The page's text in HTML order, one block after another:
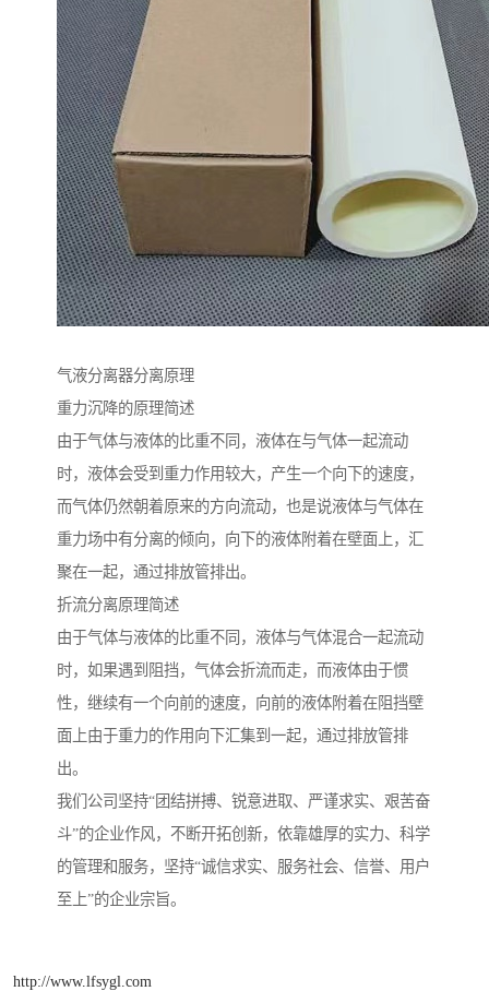
气液分离器分离原理
重力沉降的原理简述
由于气体与液体的比重不同，液体在与气体一起流动
时，液体会受到重力作用较大，产生一个向下的速度，
而气体仍然朝着原来的方向流动，也是说液体与气体在
重力场中有分离的倾向，向下的液体附着在壁面上，汇
聚在一起，通过排放管排出。
折流分离原理简述
由于气体与液体的比重不同，液体与气体混合一起流动
时，如果遇到阻挡，气体会折流而走，而液体由于惯
性，继续有一个向前的速度，向前的液体附着在阻挡壁
面上由于重力的作用向下汇集到一起，通过排放管排
出。
我们公司坚持“团结拼搏、锐意进取、严谨求实、艰苦奋
斗”的企业作风，不断开拓创新，依靠雄厚的实力、科学
的管理和服务，坚持“诚信求实、服务社会、信誉、用户
至上”的企业宗旨。
http://www.lfsygl.com